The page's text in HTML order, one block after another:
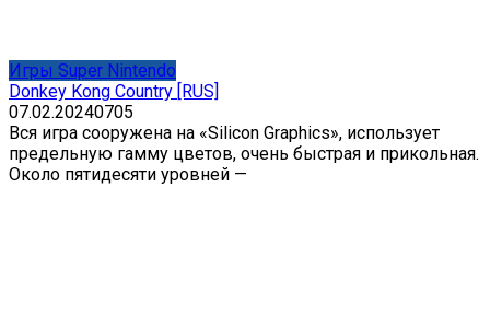
Игры Super Nintendo
Donkey Kong Country [RUS]
07.02.20240705
Вся игра сооружена на «Silicon Graphics», использует
предельную гамму цветов, очень быстрая и прикольная.
Около пятидесяти уровней —